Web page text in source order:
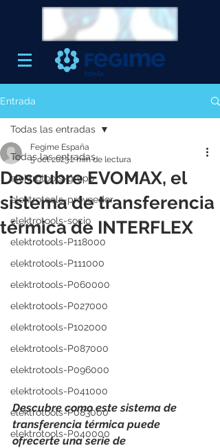
Entrada
Todas las entradas
elektrotools-grupo
elektrotools-proveedor
elektrotools-socio
elektrotools-P118000
elektrotools-P111000
elektrotools-P060000
elektrotools-P027000
elektrotools-P102000
elektrotools-P087000
elektrotools-P096000
elektrotools-P041000
elektrotools-P083000
elektrotools-P040000
Todas las entradas
Descubre EVOMAX, el
sistema de transferencia
térmica de INTERFLEX
Fegime España
5 oct 20232 min de lectura
Descubre como este sistema de
transferencia térmica puede
ofrecerte una serie de